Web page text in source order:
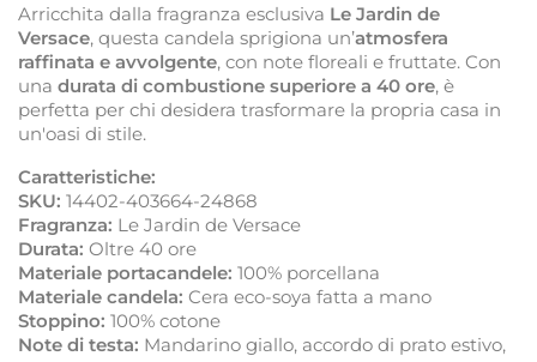
Arricchita dalla fragranza esclusiva Le Jardin de
Versace, questa candela sprigiona un’atmosfera
raffinata e avvolgente, con note floreali e fruttate. Con
una durata di combustione superiore a 40 ore, è
perfetta per chi desidera trasformare la propria casa in
un'oasi di stile.
Caratteristiche:
SKU: 14402-403664-24868
Fragranza: Le Jardin de Versace
Durata: Oltre 40 ore
Materiale portacandele: 100% porcellana
Materiale candela: Cera eco-soya fatta a mano
Stoppino: 100% cotone
Note di testa: Mandarino giallo, accordo di prato estivo,